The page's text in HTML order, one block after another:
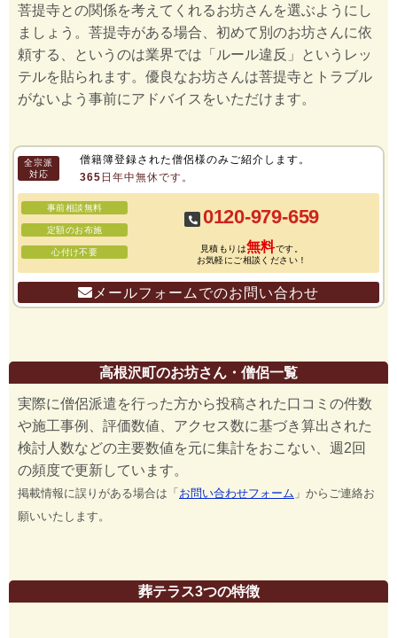
菩提寺との関係を考えてくれるお坊さんを選ぶようにし
ましょう。菩提寺がある場合、初めて別のお坊さんに依
頼する、というのは業界では「ルール違反」というレッ
テルを貼られます。優良なお坊さんは菩提寺とトラブル
がないよう事前にアドバイスをいただけます。
全宗派
対応
僧籍簿登録された僧侶様のみご紹介します。
365日年中無休です。
事前相談無料
定額のお布施
心付け不要
0120-979-659
見積もりは無料です。
お気軽にご相談ください！
メールフォームでのお問い合わせ
高根沢町のお坊さん・僧侶一覧
実際に僧侶派遣を行った方から投稿された口コミの件数
や施工事例、評価数値、アクセス数に基づき算出された
検討人数などの主要数値を元に集計をおこない、週2回
の頻度で更新しています。
掲載情報に誤りがある場合は「お問い合わせフォーム 」からご連絡お
願いいたします。
葬テラス3つの特徴